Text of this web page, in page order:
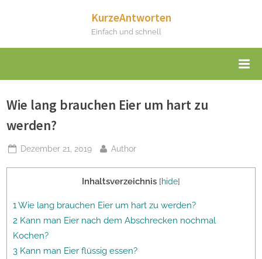
KurzeAntworten
Einfach und schnell
Wie lang brauchen Eier um hart zu
werden?
Posted
Dezember 21, 2019 By
Author
Inhaltsverzeichnis [hide]
1 Wie lang brauchen Eier um hart zu werden?
2 Kann man Eier nach dem Abschrecken nochmal
Kochen?
3 Kann man Eier flüssig essen?